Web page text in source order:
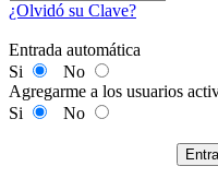
¿Olvidó su Clave?
Entrada automática
Si
No
Agregarme a los usuarios
Si
No